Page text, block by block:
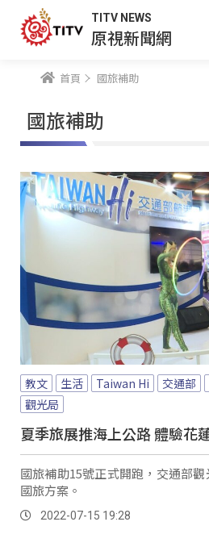
TITV NEWS
原視新聞網
首頁 國旅補助
國旅補助
教文 生活 Taiwan Hi 交通部
觀光局
夏季旅展推海上公路 體驗花
國旅補助15號正式開跑，交通部
國旅方案。
2022-07-15 19:28